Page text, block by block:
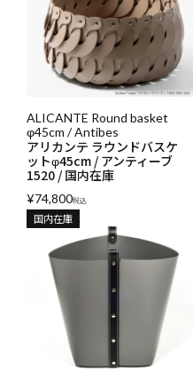
ALICANTE Round basket
φ45cm / Antibes
アリカンテ ラウンドバスケ
ットφ45cm / アンティーブ
1520 / 国内在庫
¥74,800税込
国内在庫